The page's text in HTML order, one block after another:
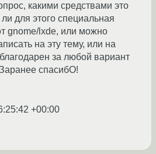
какими средствами это
для этого специальная
gnome/lxde, или можно
на эту тему, или на
за любой вариант
спасибО!
+00:00